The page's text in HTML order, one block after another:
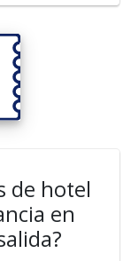
de hotel
en